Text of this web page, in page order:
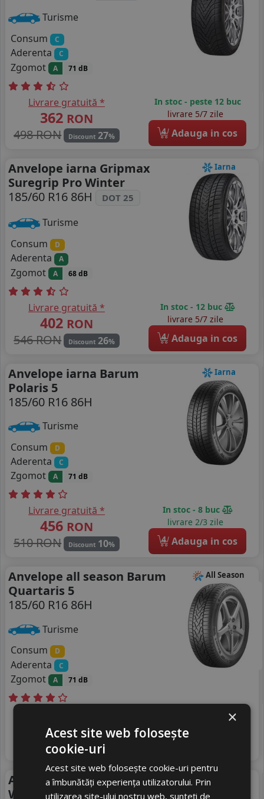
Turisme
Consum
C
Aderenta C
Zgomot A 71 dB
Livrare gratuită *
362 RON
498 RON
Discount 27%
In stoc - peste 12 buc
livrare 5/7 zile
4 Adauga in cos
Iarna
Anvelope iarna Gripmax
Suregrip Pro Winter
185/60 R16 86H
DOT 25
Turisme
Consum
D
Aderenta A
Zgomot A 68 dB
Livrare gratuită *
402 RON
546 RON
Discount 26%
In stoc - 12 buc
livrare 5/7 zile
4 Adauga in cos
Iarna
Anvelope iarna Barum
Polaris 5
185/60 R16 86H
Turisme
Consum
D
Aderenta C
Zgomot A 71 dB
Livrare gratuită *
456 RON
510 RON
Discount 10%
In stoc - 8 buc
livrare 2/3 zile
4 Adauga in cos
All Season
Anvelope all season Barum
Quartaris 5
185/60 R16 86H
Turisme
Consum
D
Aderenta C
Zgomot A 71 dB
522RON
595 RON
Discount 12
In stoc - peste 12 buc
Adauga in cos
Anvelope iarna Uniroyal
Winterexpert
×
Acest site web folosește
cookie-uri
Acest site web folosește cookie-uri pentru
a îmbunătăți experiența utilizatorului. Prin
utilizarea site-ului nostru web, sunteți de